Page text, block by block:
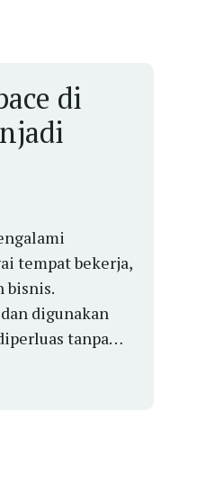
di
tempat bekerja,
bisnis.
digunakan
tanpa